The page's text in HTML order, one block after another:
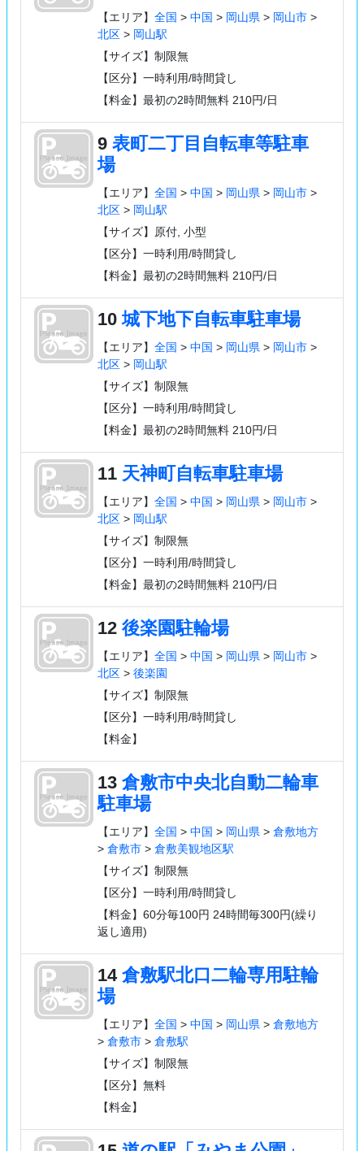
【エリア】 全国 > 中国 > 岡山県 > 岡山市>
北区> 岡山駅
【サイズ】制限無
【区分】一時利用/時間貸し
【料金】最初の2時間無料 210円/日
9 表町二丁目自転車等駐車
場
【エリア】 全国 > 中国 > 岡山県 > 岡山市>
北区> 岡山駅
【サイズ】原付, 小型
【区分】一時利用/時間貸し
【料金】最初の2時間無料 210円/日
10城下地下自転車駐車場
【エリア】 全国 > 中国 > 岡山県 > 岡山市>
北区> 岡山駅
【サイズ】制限無
【区分】一時利用/時間貸し
【料金】最初の2時間無料 210円/日
11 天神町自転車駐車場
【エリア】 全国 > 中国 > 岡山県 > 岡山市>
北区> 岡山駅
【サイズ】制限無
【区分】一時利用/時間貸し
【料金】最初の2時間無料 210円/日
12 後楽園駐輪場
【エリア】 全国 > 中国 > 岡山県 > 岡山市>
北区> 後楽園
【サイズ】制限無
【区分】一時利用/時間貸し
【料金】
13 倉敷市中央北自動二輪車
駐車場
【エリア】 全国 > 中国 > 岡山県 > 倉敷地方
> 倉敷市> 倉敷美観地区駅
【サイズ】制限無
【区分】一時利用/時間貸し
【料金】60分毎100円 24時間毎300円(繰り
返し適用)
14 倉敷駅北口二輪専用駐輪
場
【エリア】 全国 > 中国 > 岡山県 > 倉敷地方
> 倉敷市> 倉敷駅
【サイズ】制限無
【区分】無料
【料金】